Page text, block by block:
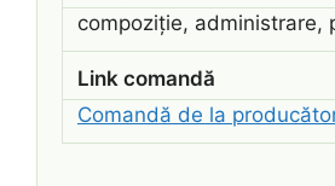
compoziție, administrare,
Link comandă
Comandă de la